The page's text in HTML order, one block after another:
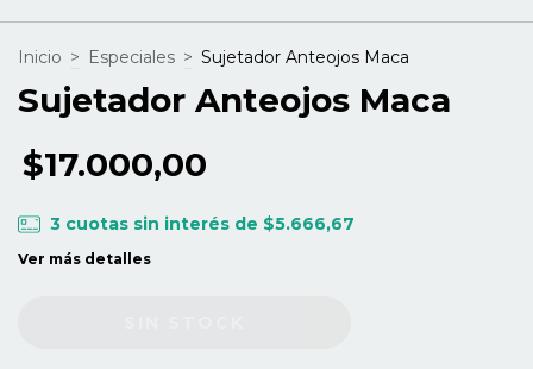
Inicio > Especiales > Sujetador Anteojos Maca
Sujetador Anteojos Maca
$17.000,00
3 cuotas sin interés de $5.666,67
Ver más detalles